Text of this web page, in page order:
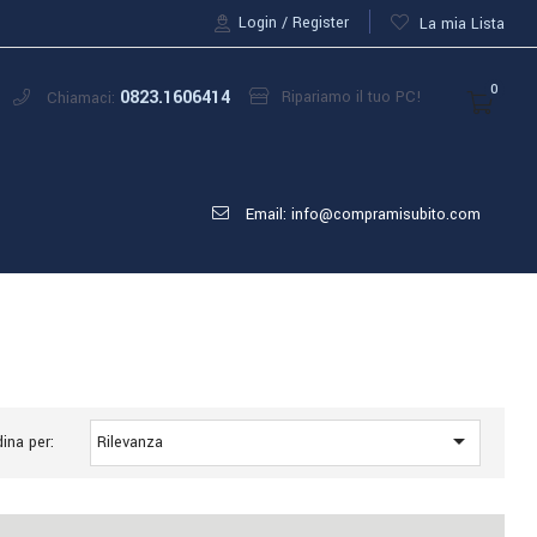
La mia Lista
Login Register
0
Chiamaci: 0823.1606414 Ripariamo il tuo PC!
Email: info@compramisubito.com
per: Rilevanza 